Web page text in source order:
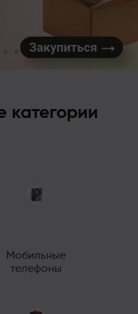
категории
Мобильные
телефоны